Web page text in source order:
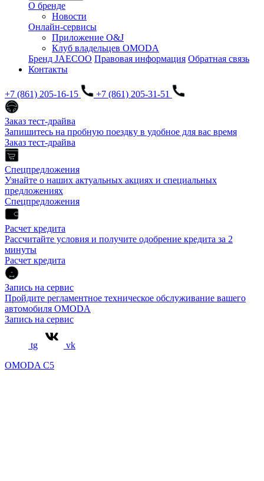
О бренде
Новости
Онлайн-сервисы
Приложение O&J
Клуб владельцев OMODA
Бренд JAECOO Правовая информация Обратная связь
Контакты
+7 (861) 205-16-15 +7 (861) 205-31-51
Заказ тест-драйва
Запишитесь на пробную поездку в удобное для вас время
Заказ тест-драйва
Спецпредложения
Узнайте о наших актуальных акциях и специальных
предложениях
Спецпредложения
Расчет кредита
Рассчитайте условия и получите одобрение кредита за 2
минуты
Расчет кредита
Запись на сервис
Пройдите регламентное техническое обслуживание вашего
автомобиля OMODA
Запись на сервис
tg
vk
OMODA C5